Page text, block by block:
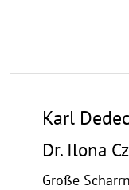
Karl
Dr. Ilona
Große